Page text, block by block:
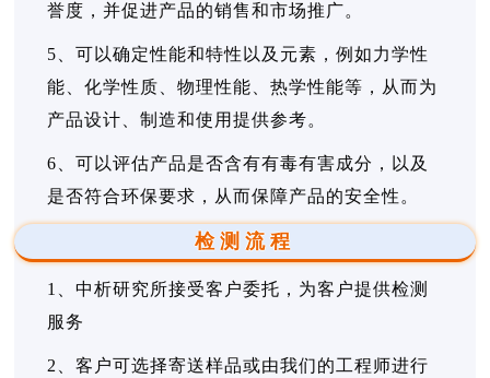
誉度，并促进产品的销售和市场推广。
5、可以确定性能和特性以及元素，例如力学性
能、化学性质、物理性能、热学性能等，从而为
产品设计、制造和使用提供参考。
6、可以评估产品是否含有有毒有害成分，以及
是否符合环保要求，从而保障产品的安全性。
检测流程
1、中析研究所接受客户委托，为客户提供检测
服务
2、客户可选择寄送样品或由我们的工程师进行